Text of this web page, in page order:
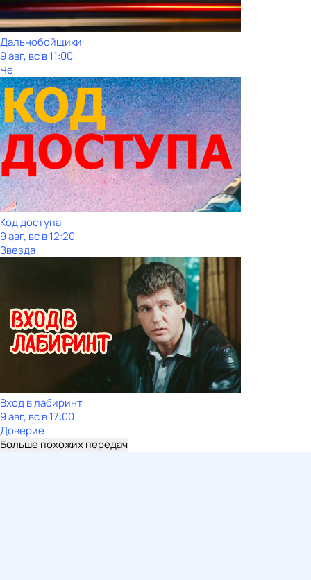
Дальнобойщики
9 авг, вс в 11:00
Че
Код доступа
9 авг, вс в 12:20
Звезда
Вход в лабиринт
9 авг, вс в 17:00
Доверие
Больше похожих передач